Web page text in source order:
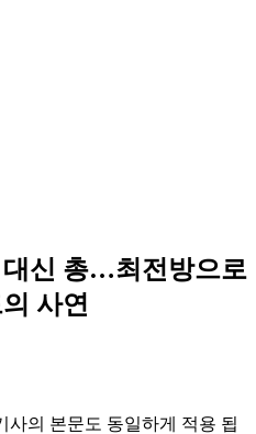
신 총…최전방으로
사연
사의 본문도 동일하게 적용 됩